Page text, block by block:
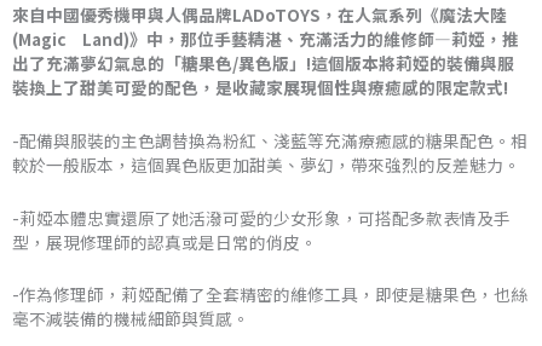
範
圍：
NT$1,507
NT$1,570
來自中國優秀機甲與人偶品牌LADoTOYS，在人氣系列《魔法大陸
(Magic Land)》中，那位手藝精湛、充滿活力的維修師—莉婭，推
出了充滿夢幻氣息的「糖果色/異色版」!這個版本將莉婭的裝備與服
裝換上了甜美可愛的配色，是收藏家展現個性與療癒感的限定款式!
-配備與服裝的主色調替換為粉紅、淺藍等充滿療癒感的糖果配色。相
較於一般版本，這個異色版更加甜美、夢幻，帶來強烈的反差魅力。
-莉婭本體忠實還原了她活潑可愛的少女形象，可搭配多款表情及手
型，展現修理師的認真或是日常的俏皮。
-作為修理師，莉婭配備了全套精密的維修工具，即使是糖果色，也絲
毫不減裝備的機械細節與質感。